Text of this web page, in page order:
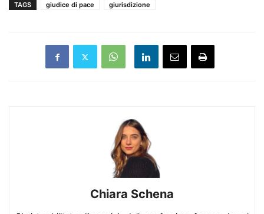
TAGS giudice di pace giurisdizione
Chiara Schena